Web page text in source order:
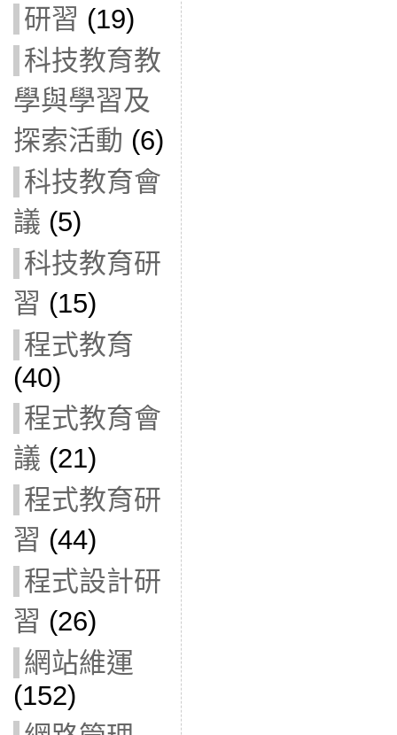
研習 (19)
科技教育教
學與學習及
探索活動 (6)
科技教育會
議 (5)
科技教育研
習 (15)
程式教育
(40)
程式教育會
議 (21)
程式教育研
習 (44)
程式設計研
習 (26)
網站維運
(152)